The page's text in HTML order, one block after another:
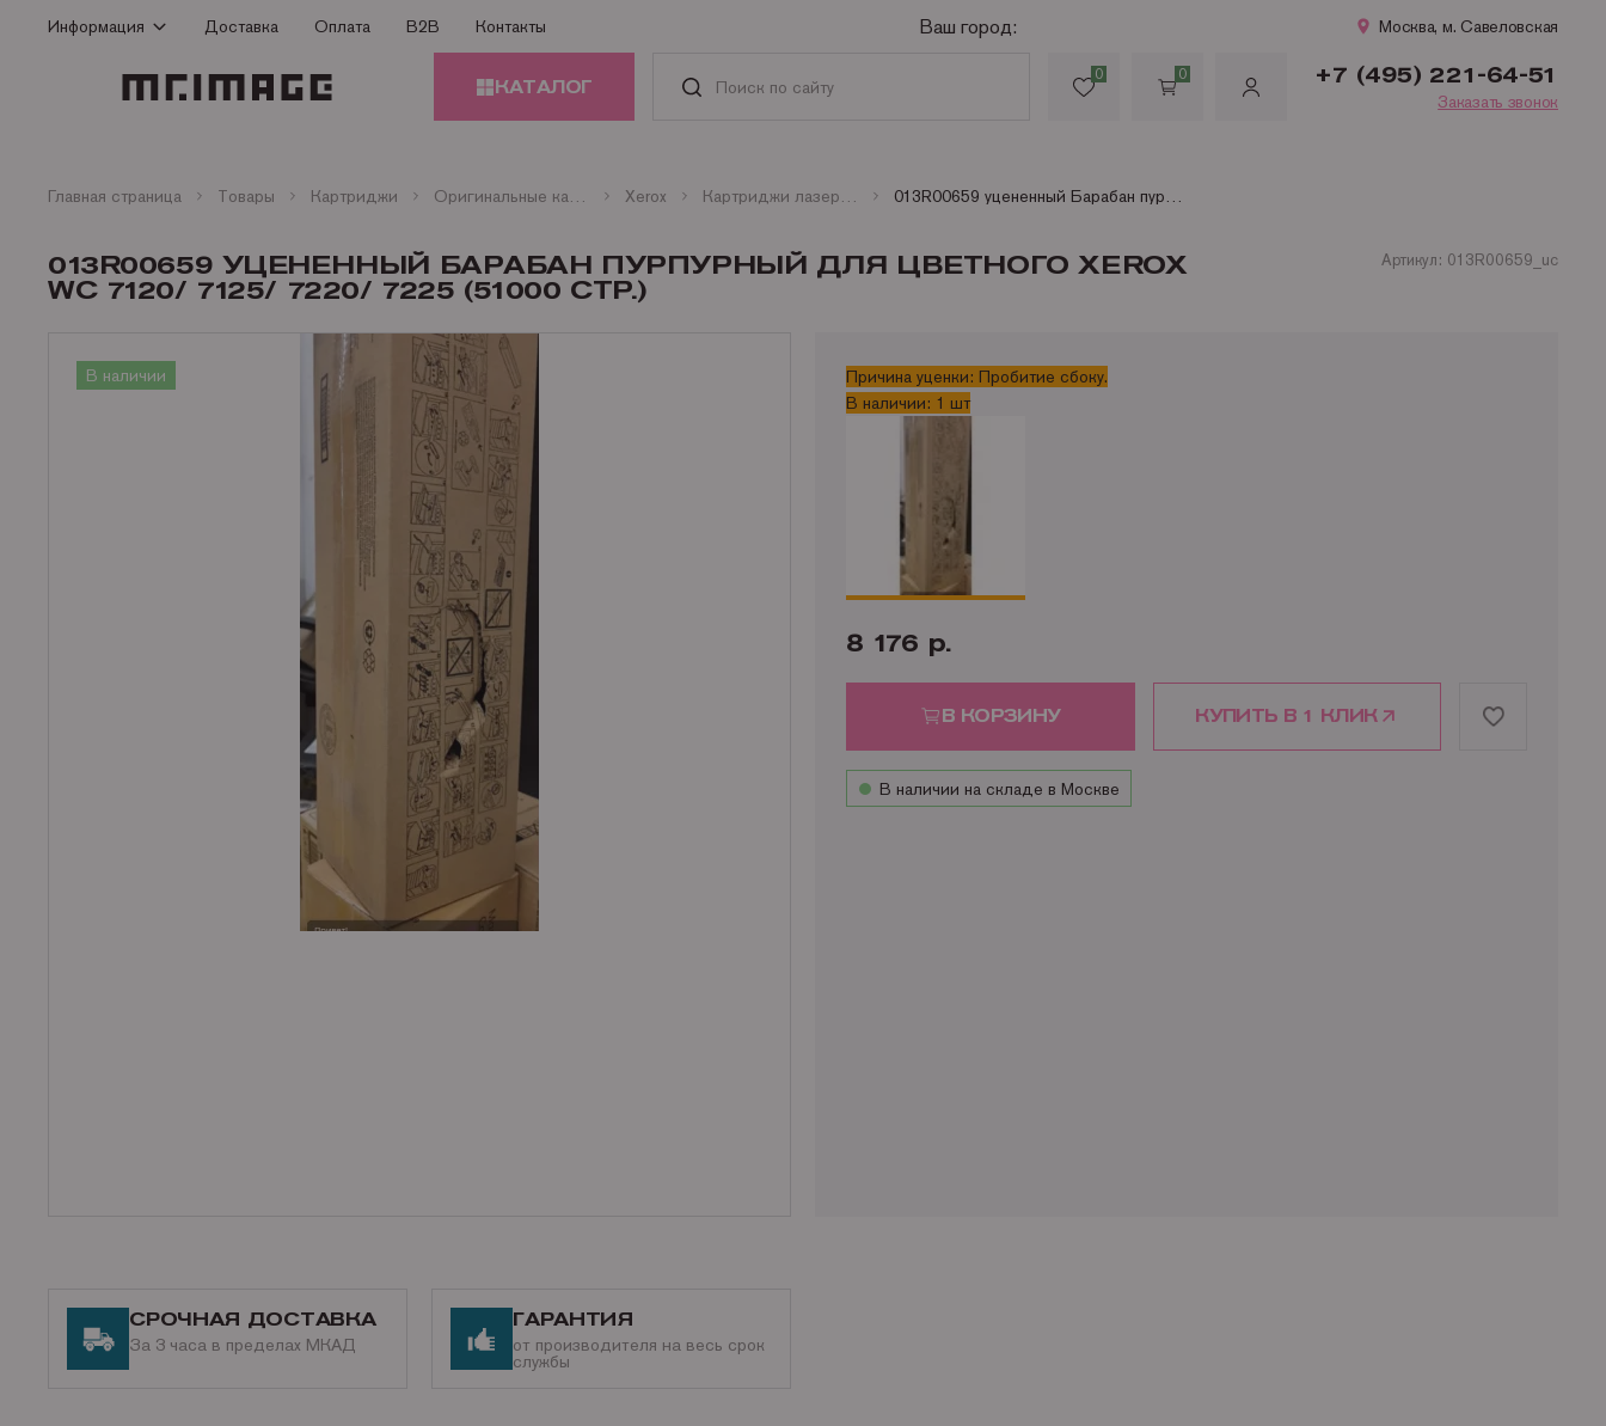
Информация
Доставка
Сертификаты
Контакты
Доставка Оплата B2B Контакты Ваш город: Москва, м. Савеловская
КАТАЛОГ
ПРИНАДЛЕЖНОСТИ
БУМАГА
ОФИСНАЯ ТЕХНИКА
0 0 +7 (495) 221-64-51
Заказать звонок
Главная страница Товары Картриджи Оригинальные картриджи Xerox Картриджи лазерные цветные Xerox 013R00659 уцененный Барабан пурпурный для цветного XEROX WC 7120/ 7125/ 7220/ 7225 (51000 стр.)
013R00659 УЦЕНЕННЫЙ БАРАБАН ПУРПУРНЫЙ ДЛЯ ЦВЕТНОГО XEROX
WC 7120/ 7125/ 7220/ 7225 (51000 СТР.)
Артикул: 013R00659_uc
В наличии
Причина уценки: Пробитие сбоку.
В наличии: 1 шт
8 176 р.
В КОРЗИНУ КУПИТЬ В 1 КЛИК
В наличии на складе в Москве
СРОЧНАЯ ДОСТАВКА
За 3 часа в пределах МКАД
ГАРАНТИЯ
от производителя на весь срок
службы